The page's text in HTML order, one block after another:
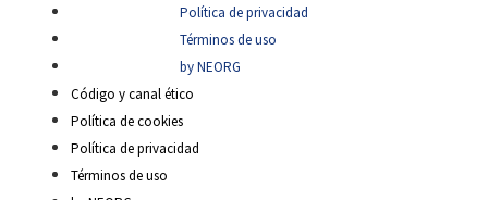
Política de privacidad
Términos de uso
by NEORG
Código y canal ético
Política de cookies
Política de privacidad
Términos de uso